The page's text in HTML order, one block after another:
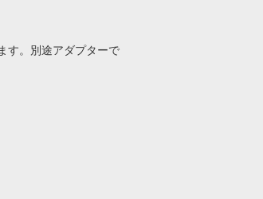
す。別途アダプターで